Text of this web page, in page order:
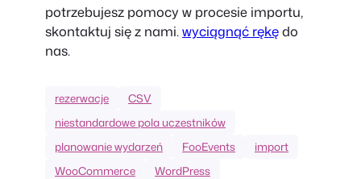
potrzebujesz pomocy w procesie importu,
skontaktuj się z nami.wyciągnąć rękędo
nas.
rezerwacje
CSV
niestandardowe pola uczestników
planowanie wydarzeń
FooEvents
import
WooCommerce
WordPress